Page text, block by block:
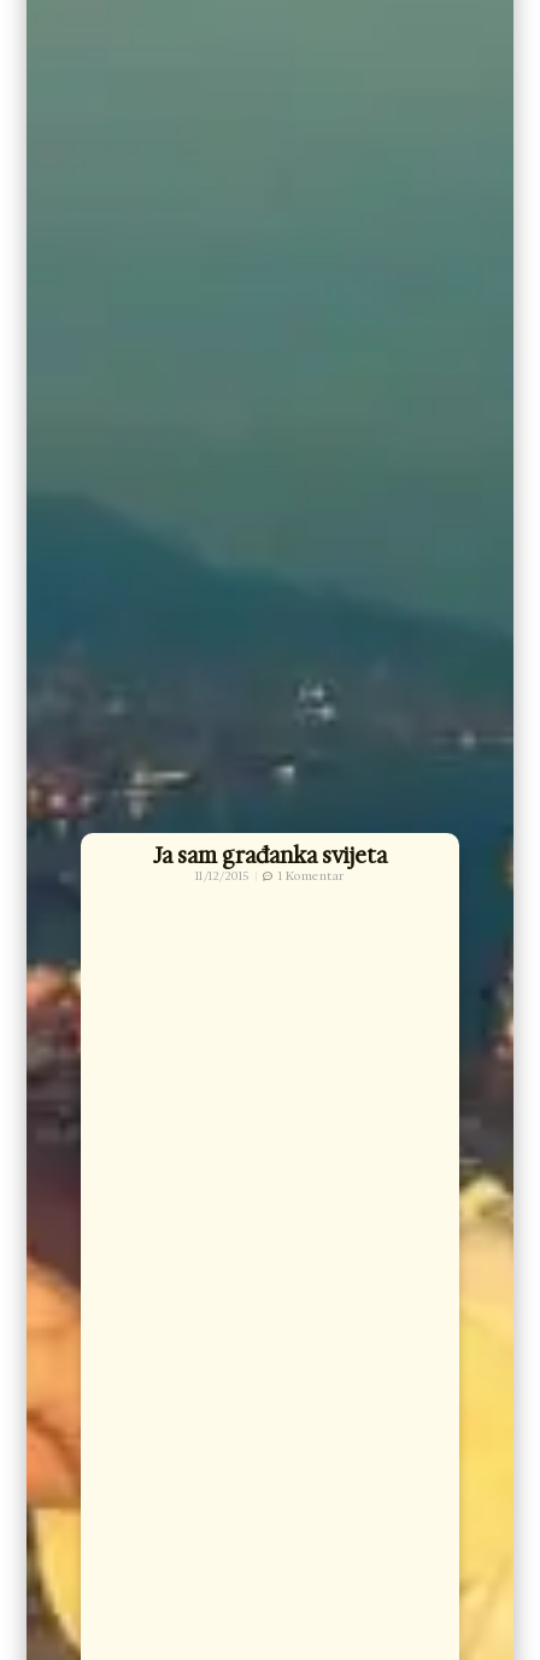
Ja sam građanka svijeta
11/12/2015 1 Komentar